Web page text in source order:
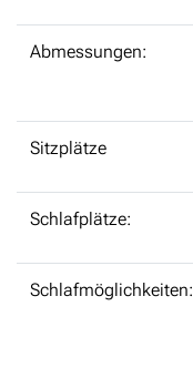
Abmessungen:
Sitzplätze
Schlafplätze:
Schlafmöglichkeiten: